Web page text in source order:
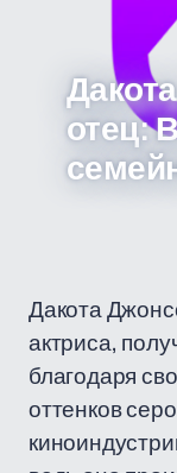
отец:
Дакота
актриса,
благодаря
оттенков